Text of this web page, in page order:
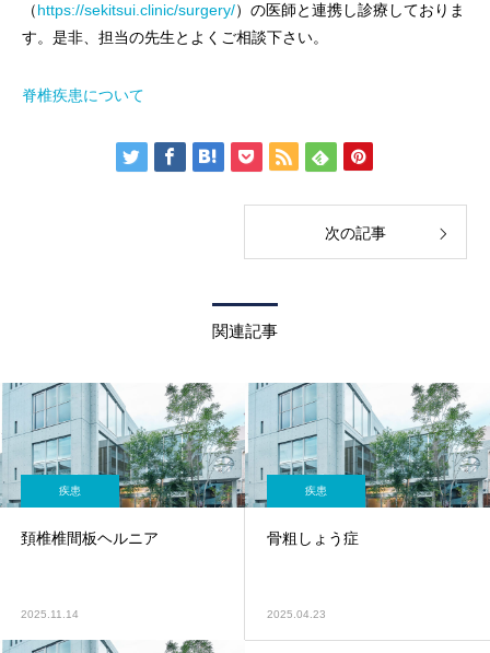
（https://sekitsui.clinic/surgery/）の医師と連携し診療しておりま
す。是非、担当の先生とよくご相談下さい。
脊椎疾患について
次の記事
関連記事
疾患
頚椎椎間板ヘルニア
2025.11.14
疾患
骨粗しょう症
2025.04.23